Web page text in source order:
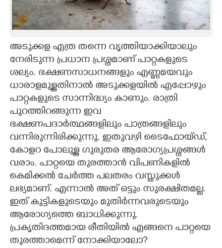
ASTRO
CARTOONS
LITERATURE
ZOOM
CONTACT US
അടുക്കള എത്ര തന്നെ വൃത്തിയാക്കിയാലും
നേരിടുന്ന പ്രധാന പ്രശ്നമാണ് പാറ്റകളുടെ
ശല്യം. ഭക്ഷണസാധനങ്ങളും എണ്ണമയവും
ധാരാളമുള്ളതിനാൽ അടുക്കളയിൽ എപ്പോഴും
പാറ്റകളുടെ സാന്നിദ്ധ്യം കാണും. രാത്രി
പുറത്തിറങ്ങുന്ന ഇവ
ഭക്ഷണപദാർത്ഥങ്ങളിലും പാത്രങ്ങളിലും
വന്നിരുന്നിരിക്കുന്നു. ഇതുവഴി ടെെഫോയ്ഡ്,
കോളറ പോലുള്ള ഗുരുതര ആരോഗ്യപ്രശ്നങ്ങൾ
വരാം. പാറ്റയെ തുരത്താൻ വിപണികളിൽ
കെമിക്കൽ ചേർത്ത പലതരം വസ്തുക്കൾ
ലഭ്യമാണ്. എന്നാൽ അത് ഒട്ടും സുരക്ഷിതമല്ല.
ഇത് കുട്ടികളുടെയും മുതിർന്നവരുടെയും
ആരോഗ്യത്തെ ബാധിക്കുന്നു.
പ്രകൃതിദത്തമായ രീതിയിൽ എങ്ങനെ പാറ്റയെ
തുരത്താമെന്ന് നോക്കിയാലോ?